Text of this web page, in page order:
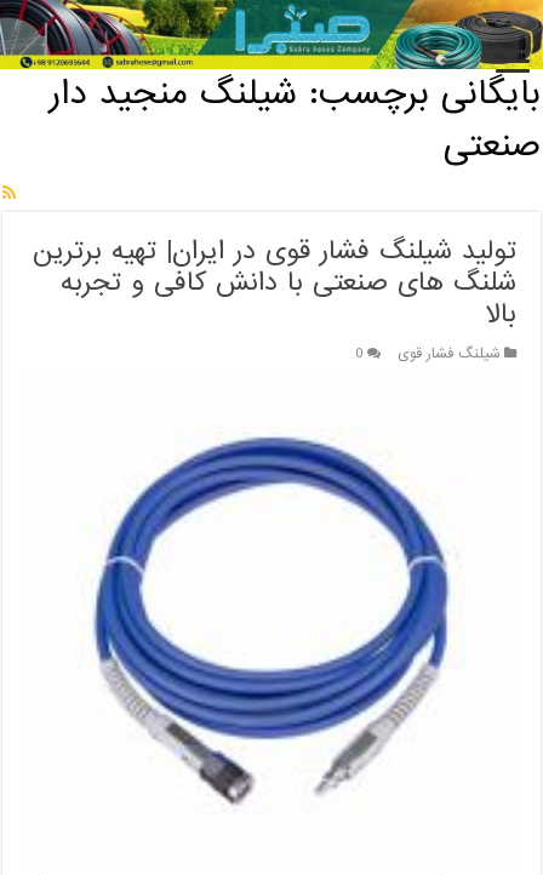
خانه / بایگانی برچسب: شیلنگ منجید دار صنعتی
بایگانی برچسب: شیلنگ منجید دار
صنعتی
تولید شیلنگ فشار قوی در ایران| تهیه برترین
شلنگ های صنعتی با دانش کافی و تجربه
بالا
شیلنگ فشار قوی 0